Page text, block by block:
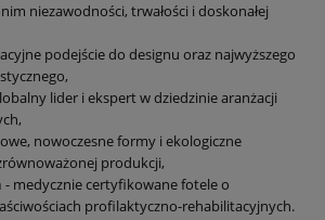
niezawodności, trwałości i doskonałej
podejście do designu oraz najwyższego
lider i ekspert w dziedzinie aranżacji
nowoczesne formy i ekologiczne
produkcji,
- medycznie certyfikowane fotele o
profilaktyczno-rehabilitacyjnych.